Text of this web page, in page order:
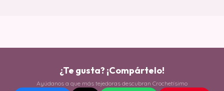
¿Te gusta? ¡Compártelo!
Ayúdanos a que más tejedoras descubran Crochetísimo